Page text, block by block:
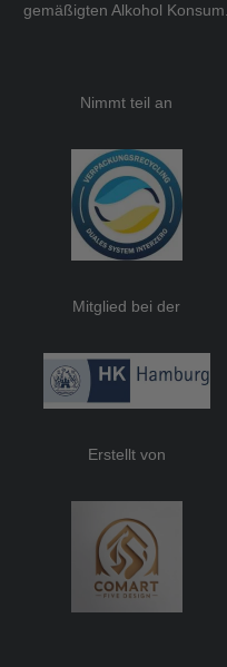
gemäßigten Alkohol Konsum.
Nimmt teil an
Mitglied bei der
Erstellt von